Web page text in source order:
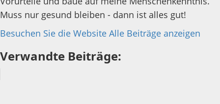
Muss nur gesund bleiben - dann ist alles gut!
Besuchen Sie die Website Alle Beiträge anzeigen
Verwandte Beiträge: